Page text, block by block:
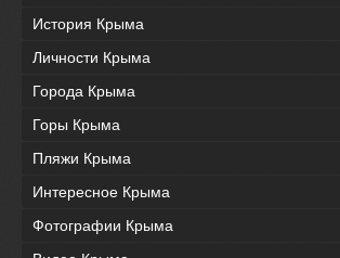
История Крыма
Личности Крыма
Города Крыма
Горы Крыма
Пляжи Крыма
Интересное Крыма
Фотографии Крыма